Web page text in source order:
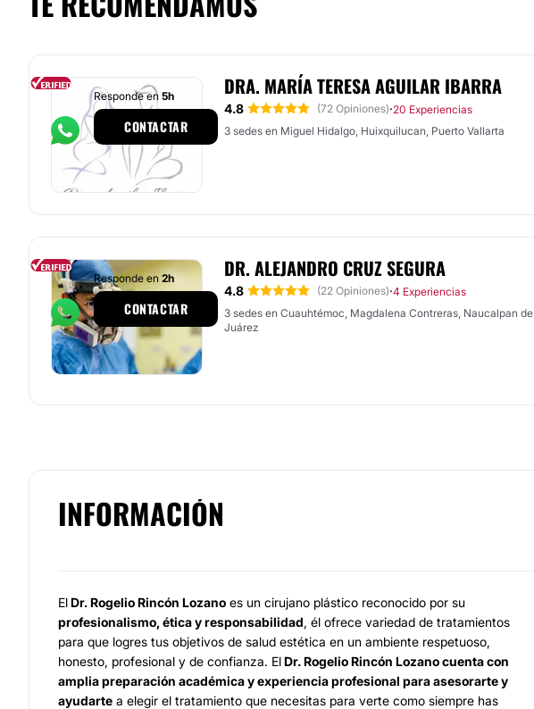
DRA. MARÍA TERESA AGUILAR IBARRA
4.8 (72 Opiniones)·20 Experiencias
3 sedes en Miguel Hidalgo, Huixquilucan, Puerto Vallarta
Responde en 5h
CONTACTAR
DR. ALEJANDRO CRUZ SEGURA
4.8 (22 Opiniones)·4 Experiencias
3 sedes en Cuauhtémoc, Magdalena Contreras, Naucalpan de
Juárez
Responde en 2h
CONTACTAR
INFORMACIÓN
ElDr. Rogelio Rincón Lozano es un cirujano plástico reconocido por su
profesionalismo, ética y responsabilidad, él ofrece variedad de tratamientos
para que logres tus objetivos de salud estética en un ambiente respetuoso,
honesto, profesional y de confianza. ElDr. Rogelio Rincón Lozano cuenta con
amplia preparación académica y experiencia profesional paraasesorarte y
ayudarte a elegir el tratamiento que necesitas para verte como siempre has